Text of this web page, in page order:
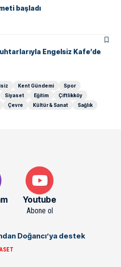
başladı
Engelsiz Kafe’de
Kent Gündemi
Spor
Siyaset Eğitim
Çiftlikköy
Çevre Kültür & Sanat Sağlık
Youtube
Abone ol
Doğancı’ya destek